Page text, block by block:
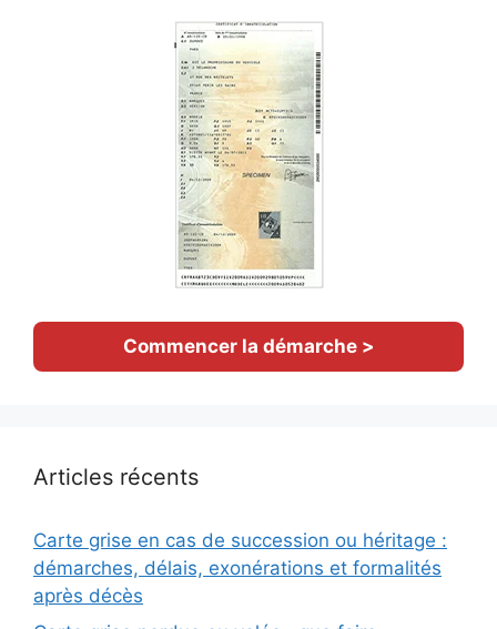
Commencer la démarche >
Articles récents
Carte grise en cas de succession ou héritage :
démarches, délais, exonérations et formalités
après décès